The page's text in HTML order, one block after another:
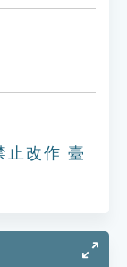
止改作 臺